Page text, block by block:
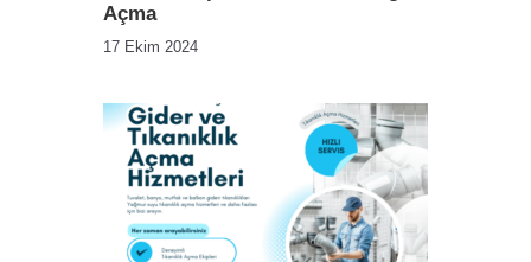
Açma
17 Ekim 2024